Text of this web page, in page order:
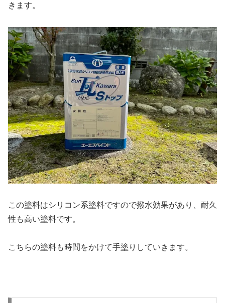
きます。
この塗料はシリコン系塗料ですので撥水効果があり、耐久
性も高い塗料です。
こちらの塗料も時間をかけて手塗りしていきます。